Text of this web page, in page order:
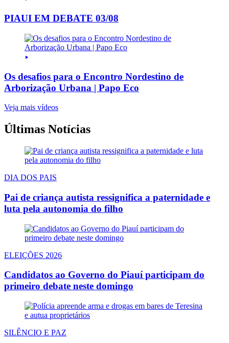
PIAUI EM DEBATE 03/08
Os desafios para o Encontro Nordestino de
Arborização Urbana | Papo Eco
Veja mais vídeos
Últimas Notícias
DIA DOS PAIS
Pai de criança autista ressignifica a paternidade e
luta pela autonomia do filho
ELEIÇÕES 2026
Candidatos ao Governo do Piauí participam do
primeiro debate neste domingo
SILÊNCIO E PAZ